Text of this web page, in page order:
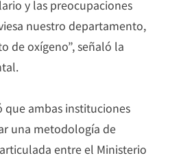
y las preocupaciones
nuestro departamento,
de oxígeno”, señaló la
que ambas instituciones
una metodología de
entre el Ministerio